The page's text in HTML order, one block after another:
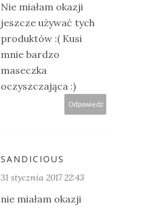
Nie miałam okazji
jeszcze używać tych
produktów :( Kusi
mnie bardzo
maseczka
oczyszczająca :)
Odpowiedz
SANDICIOUS
31 stycznia 2017 22:43
nie miałam okazji